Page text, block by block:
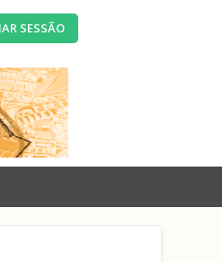
SESSÃO